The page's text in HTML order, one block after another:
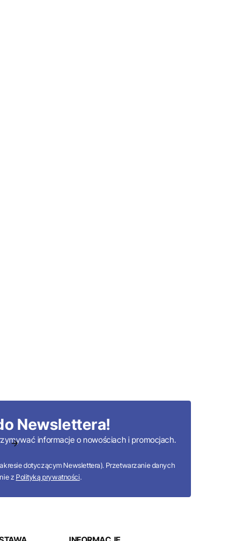
Newslettera!
informacje o nowościach i promocjach.
dotyczącym Newslettera). Przetwarzanie danych
z Polityką prywatności.